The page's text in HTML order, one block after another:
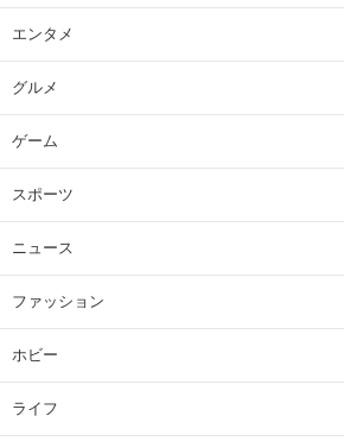
エンタメ
グルメ
ゲーム
スポーツ
ニュース
ファッション
ホビー
ライフ